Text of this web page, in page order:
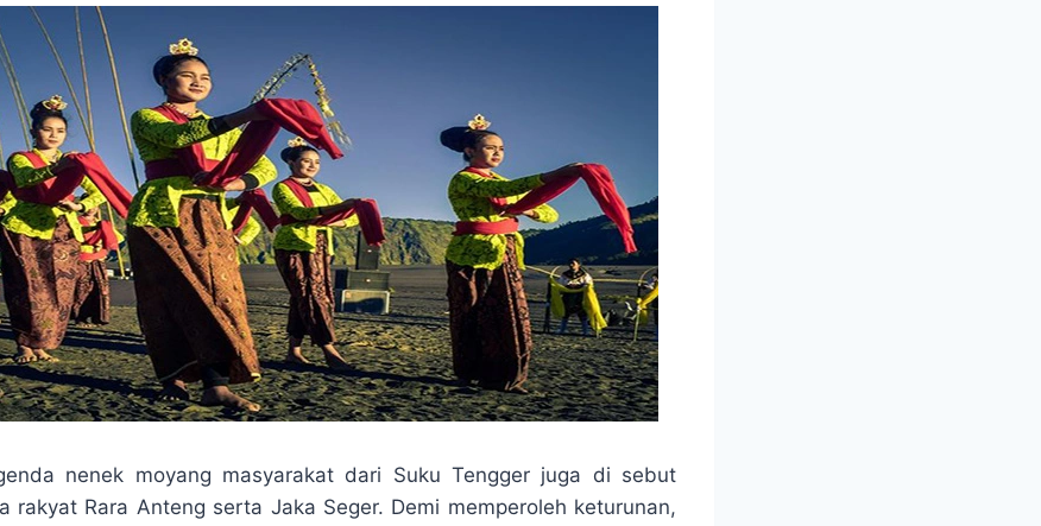
nenek moyang masyarakat dari Suku Tengger juga di sebut
rakyat Rara Anteng serta Jaka Seger. Demi memperoleh keturunan,